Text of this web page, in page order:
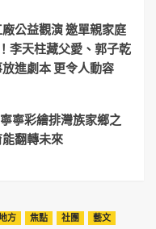
公益觀演 邀單親家庭
李天柱藏父愛、郭子乾
進劇本 更令人動容
寧彩繪排灣族家鄉之
翻轉未來
方 焦點 社團 藝文